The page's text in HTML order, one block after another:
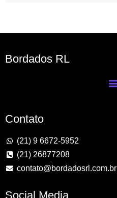
Bordados RL
Contato
(21) 9 6672-5952
(21) 26877208
contato@bordadosrl.com.br
Social Media